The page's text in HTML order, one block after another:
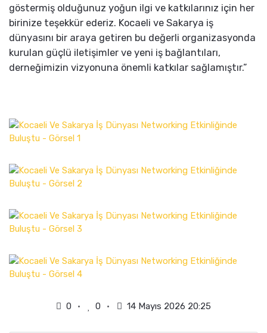
göstermiş olduğunuz yoğun ilgi ve katkılarınız için her
birinize teşekkür ederiz. Kocaeli ve Sakarya iş
dünyasını bir araya getiren bu değerli organizasyonda
kurulan güçlü iletişimler ve yeni iş bağlantıları,
derneğimizin vizyonuna önemli katkılar sağlamıştır.”
0 0 14 Mayıs 2026 20:25